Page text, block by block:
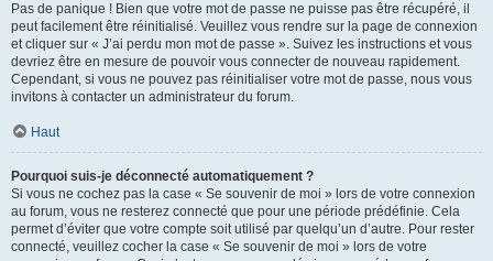
Pas de panique ! Bien que votre mot de passe ne puisse pas être récupéré, il
peut facilement être réinitialisé. Veuillez vous rendre sur la page de connexion
et cliquer sur « J’ai perdu mon mot de passe ». Suivez les instructions et vous
devriez être en mesure de pouvoir vous connecter de nouveau rapidement.
Cependant, si vous ne pouvez pas réinitialiser votre mot de passe, nous vous
invitons à contacter un administrateur du forum.
Haut
Pourquoi suis-je déconnecté automatiquement ?
Si vous ne cochez pas la case « Se souvenir de moi » lors de votre connexion
au forum, vous ne resterez connecté que pour une période prédéfinie. Cela
permet d’éviter que votre compte soit utilisé par quelqu’un d’autre. Pour rester
connecté, veuillez cocher la case « Se souvenir de moi » lors de votre